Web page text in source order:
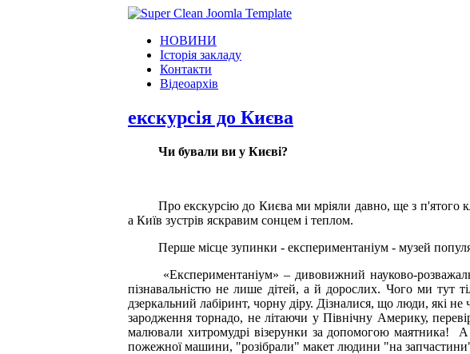
НОВИНИ
Історія закладу
Контакти
Відеоархів
екскурсія до Києва
Чи бували ви у Києві?
Проекскурсію до Києва ми мріяли давно, ще з п'ятого
а Київ зустрів яскравим сонцем і теплом.
Перше місце зупинки - експериментаніум - музей
«Експериментаніум» – дивовижний науково-
пізнавальністю не лише дітей, а й дорослих. Чого ми тут
дзеркальний лабіринт, чорну діру. Дізналися, що люди, які
зародження торнадо, не літаючи у Північну Америку,
малювали хитромудрі візерунки за допомогою маятника!
пожежної машини, "розібрали" макет людини "на